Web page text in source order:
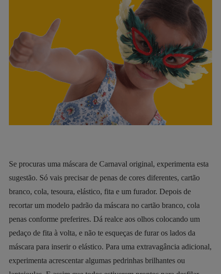
Se procuras uma máscara de Carnaval original, experimenta esta
sugestão. Só vais precisar de penas de cores diferentes, cartão
branco, cola, tesoura, elástico, fita e um furador. Depois de
recortar um modelo padrão da máscara no cartão branco, cola
penas conforme preferires. Dá realce aos olhos colocando um
pedaço de fita à volta, e não te esqueças de furar os lados da
máscara para inserir o elástico. Para uma extravagância adicional,
experimenta acrescentar algumas pedrinhas brilhantes ou